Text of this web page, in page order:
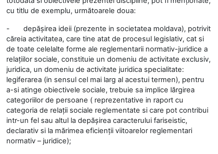
cu titlu de exemplu, următoarele doua:
- depășirea ideii (prezente in societatea moldava), potrivit
căreia activitatea, care tine atat de procesul legislativ, cat si
de toate celelalte forme ale reglementarii normativ-juridice a
relațiilor sociale, constituie un domeniu de activitate exclusiv,
juridica, un domeniu de activitate juridica specialitate:
legiferarea (in sensul cel mai larg al acestui termen), pentru
a-si atinge obiectivele sociale, trebuie sa implice lărgirea
categoriilor de persoane ( reprezentative in raport cu
categoria de relații sociale reglementate si care pot contribui
intr-un fel sau altul la depășirea caracterului fariseistic,
declarativ si la mărimea eficienții viitoarelor reglementari
normativ – juridice);